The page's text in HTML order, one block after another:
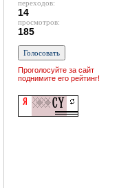
переходов:
14
просмотров:
185
Проголосуйте за сайт
поднимите его рейтинг!